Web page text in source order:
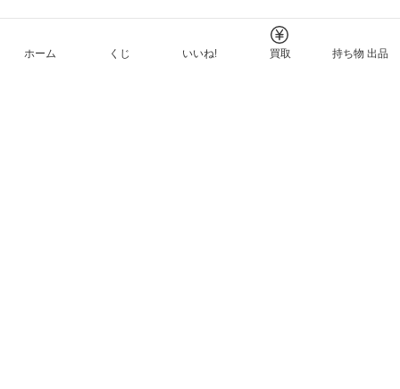
ホーム くじ いいね! 買取 持ち物 出品